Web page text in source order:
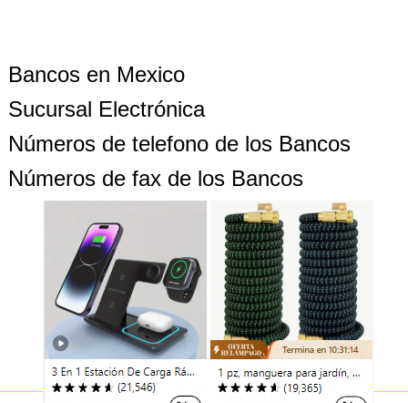
Bancos en Mexico
Sucursal Electrónica
Números de telefono de los Bancos
Números de fax de los Bancos